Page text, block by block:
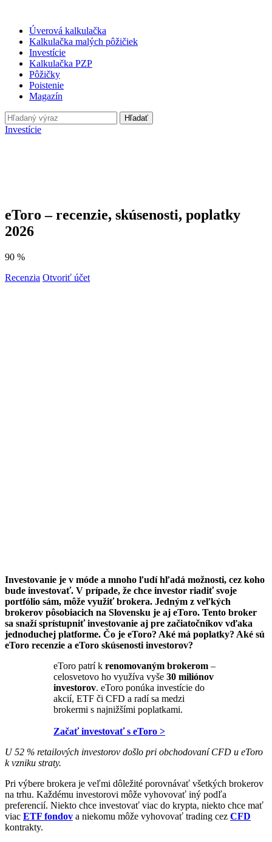
Úverová kalkulačka
Kalkulačka malých pôžičiek
Investície
Kalkulačka PZP
Pôžičky
Poistenie
Magazín
Hľadať
Investície
eToro – recenzie, skúsenosti, poplatky
2026
90 %
Recenzia Otvoriť účet
Investovanie je v móde a mnoho ľudí hľadá možnosti, cez koho
bude investovať. V prípade, že chce investor riadiť svoje
portfólio sám, môže využiť brokera. Jedným z veľkých
brokerov pôsobiacich na Slovensku je aj eToro. Tento broker
sa snaží sprístupniť investovanie aj pre začiatočníkov vďaka
jednoduchej platforme. Čo je eToro? Aké má poplatky? Aké sú
eToro recenzie a eToro skúsenosti investorov?
eToro patrí k renomovaným brokerom –
celosvetovo ho využíva vyše 30 miliónov
investorov. eToro ponúka investície do
akcií, ETF či CFD a radí sa medzi
brokermi s najnižšími poplatkami.
Začať investovať s eToro >
U 52 % retailových investorov došlo pri obchodovaní CFD u eToro
k vzniku straty.
Pri výbere brokera je veľmi dôležité porovnávať všetkých brokerov
na trhu. Každému investorovi môže vyhovovať iný podľa
preferencií. Niekto chce investovať viac do krypta, niekto chce mať
viac ETF fondov a niekomu môže vyhovovať trading cez CFD
kontrakty.